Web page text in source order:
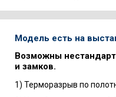
Модель есть на
Возможны
и замков.
1) Терморазрыв по